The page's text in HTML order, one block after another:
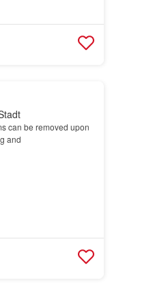
can be removed upon
and